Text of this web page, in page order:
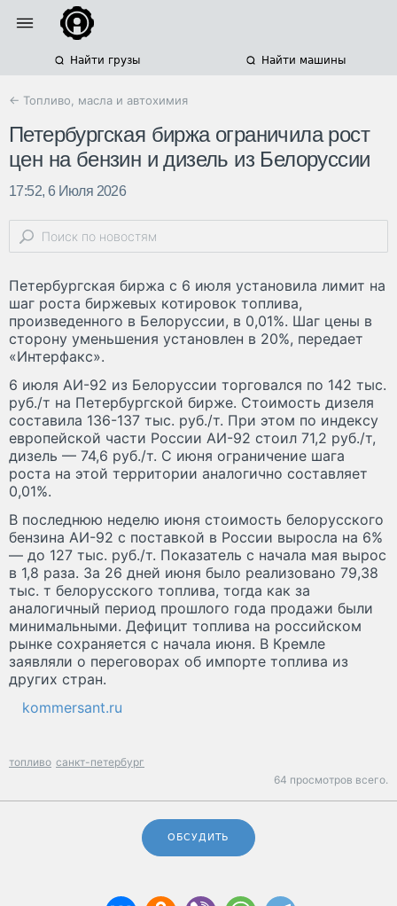
Найти грузы Найти машины
← Топливо, масла и автохимия
Петербургская биржа ограничила рост
цен на бензин и дизель из Белоруссии
17:52, 6 Июля 2026
Петербургская биржа с 6 июля установила лимит на
шаг роста биржевых котировок топлива,
произведенного в Белоруссии, в 0,01%. Шаг цены в
сторону уменьшения установлен в 20%, передает
«Интерфакс».
6 июля АИ-92 из Белоруссии торговался по 142 тыс.
руб./т на Петербургской бирже. Стоимость дизеля
составила 136-137 тыс. руб./т. При этом по индексу
европейской части России АИ-92 стоил 71,2 руб./т,
дизель — 74,6 руб./т. С июня ограничение шага
роста на этой территории аналогично составляет
0,01%.
В последнюю неделю июня стоимость белорусского
бензина АИ-92 с поставкой в России выросла на 6%
— до 127 тыс. руб./т. Показатель с начала мая вырос
в 1,8 раза. За 26 дней июня было реализовано 79,38
тыс. т белорусского топлива, тогда как за
аналогичный период прошлого года продажи были
минимальными. Дефицит топлива на российском
рынке сохраняется с начала июня. В Кремле
заявляли о переговорах об импорте топлива из
других стран.
kommersant.ru
топливо санкт-петербург
64 просмотров всего.
ОБСУДИТЬ